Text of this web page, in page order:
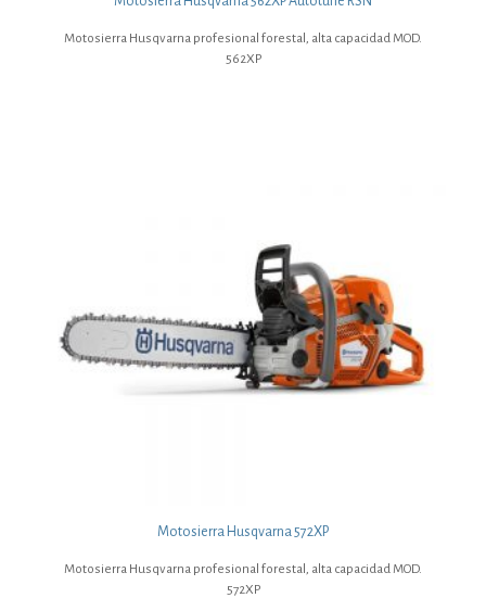
Motosierra Husqvarna profesional forestal, alta capacidad MOD.
562XP
Motosierra Husqvarna 572XP
Motosierra Husqvarna profesional forestal, alta capacidad MOD.
572XP